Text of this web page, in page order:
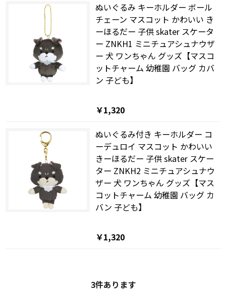
ぬいぐるみ キーホルダー ボール
チェーン マスコット かわいい き
ーほるだー 子供 skater スケータ
ー ZNKH1 ミニチュアシュナウザ
ー 犬 ワンちゃん グッズ【マスコ
ットチャーム 幼稚園 バッグ カバ
ン 子ども】
￥1,320
ぬいぐるみ付き キーホルダー コ
ーデュロイ マスコット かわいい
きーほるだー 子供 skater スケー
ター ZNKH2 ミニチュアシュナウ
ザー 犬 ワンちゃん グッズ【マス
コットチャーム 幼稚園 バッグ カ
バン 子ども】
￥1,320
3件あります